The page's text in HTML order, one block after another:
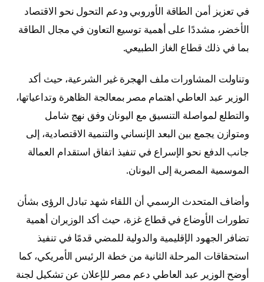
في تعزيز أمن الطاقة الأوروبي ودعم التحول نحو الاقتصاد
الأخضر، مشددًا على أهمية توسيع التعاون في مجال الطاقة
بما في ذلك قطاع الغاز الطبيعي.
وتناولت المشاورات ملف الهجرة غير الشرعية، حيث أكد
الوزير عبد العاطي اهتمام مصر بمعالجة الظاهرة وتداعياتها،
والتطلع لمواصلة التنسيق مع اليونان وفق نهج شامل
ومتوازن يجمع بين البعد الإنساني والتنمية الاقتصادية، إلى
جانب الدفع نحو الإسراع في تنفيذ اتفاق استقدام العمالة
الموسمية المصرية إلى اليونان.
وأضاف المتحدث الرسمي أن اللقاء شهد تبادل الرؤى بشأن
تطورات الأوضاع في قطاع غزة، حيث أكد الوزيران أهمية
تضافر الجهود الإقليمية والدولية للمضي قدمًا في تنفيذ
استحقاقات المرحلة الثانية من خطة الرئيس الأمريكي، كما
أوضح الوزير عبد العاطي دعم مصر للإعلان عن تشكيل لجنة